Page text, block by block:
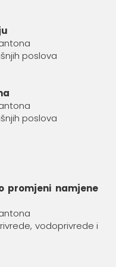
poslova
poslova
promjeni namjene
vodoprivrede i